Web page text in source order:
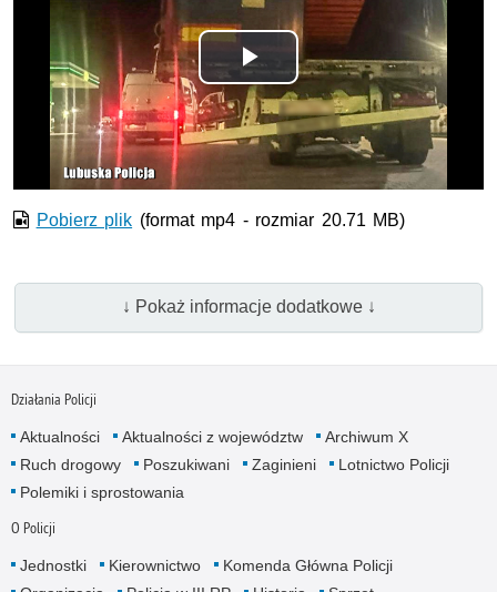
Odtwórz
wideo
Pobierz plik (format mp4 - rozmiar 20.71 MB)
↓ Pokaż informacje dodatkowe ↓
Działania Policji
Aktualności Aktualności z województw
Archiwum X
Ruch drogowy
Poszukiwani Zaginieni
Lotnictwo Policji
Polemiki i sprostowania
O Policji
Jednostki Kierownictwo
Komenda Główna Policji